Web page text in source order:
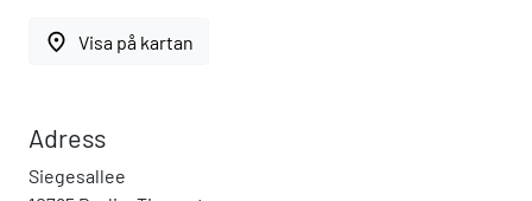
place Visa på kartan
Adress
Siegesallee